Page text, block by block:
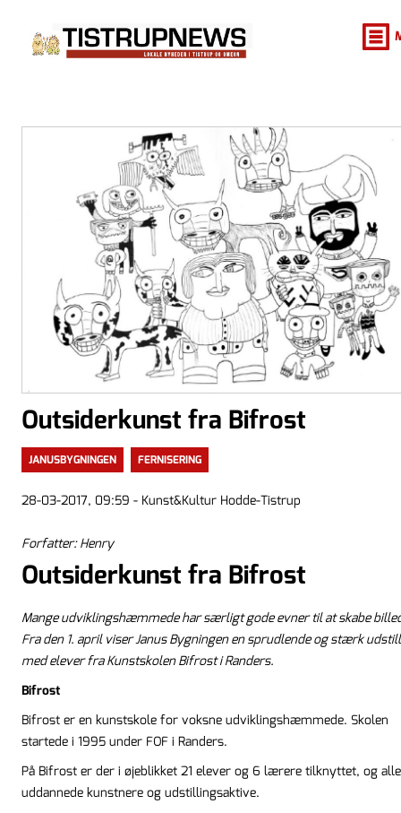
Outsiderkunst fra Bifrost
JANUSBYGNINGEN FERNISERING
28-03-2017, 09:59 - Kunst&Kultur Hodde-Tistrup
Forfatter: Henry
Outsiderkunst fra Bifrost
Mange udviklingshæmmede har særligt gode evner til at skabe
Fra den 1. april viser Janus Bygningen en sprudlende og stærk
med elever fra Kunstskolen Bifrost i Randers.
Bifrost
Bifrost er en kunstskole for voksne udviklingshæmmede. Skolen
startede i 1995 under FOF i Randers.
På Bifrost er der i øjeblikket 21 elever og 6 lærere tilknyttet, og
uddannede kunstnere og udstillingsaktive.